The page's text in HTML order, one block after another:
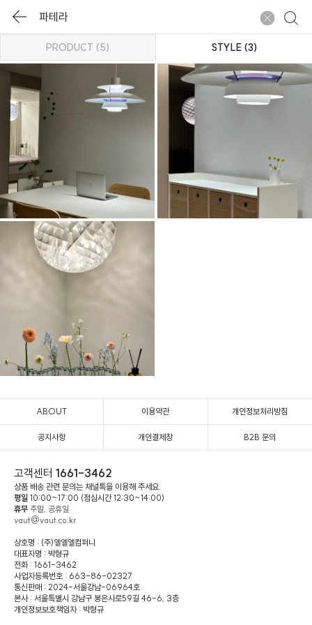
PRODUCT (5) STYLE (3)
ABOUT 이용약관 개인정보처리방침
공지사항 개인결제창 B2B 문의
고객센터 1661-3462
상품 배송 관련 문의는 채널톡을 이용해 주세요.
평일 10:00~17:00 (점심시간 12:30~14:00)
휴무 주말, 공휴일
vaut@vaut.co.kr
상호명 : (주)엘엘엘컴퍼니
대표자명 : 박형규
전화 : 1661-3462
사업자등록번호 : 663-86-02327
통신판매 : 2024-서울강남-06964호
본사 : 서울특별시 강남구 봉은사로59길 46-6, 3층
개인정보보호책임자 : 박형규